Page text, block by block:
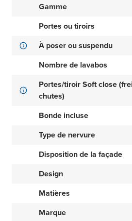
Gamme
Portes ou tiroirs
À poser ou suspendu
Nombre de lavabos
Portes/tiroir Soft close
chutes)
Bonde incluse
Type de nervure
Disposition de la façade
Design
Matières
Marque